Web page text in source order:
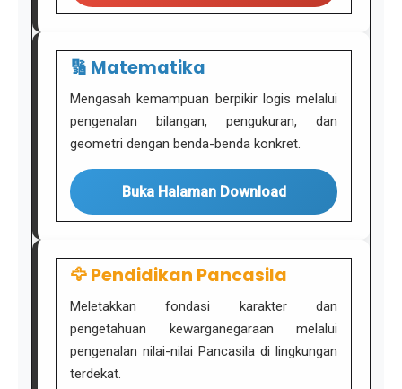
🔢 Matematika
Mengasah kemampuan berpikir logis melalui
pengenalan bilangan, pengukuran, dan
geometri dengan benda-benda konkret.
Buka Halaman Download
🦅 Pendidikan Pancasila
Meletakkan fondasi karakter dan
pengetahuan kewarganegaraan melalui
pengenalan nilai-nilai Pancasila di lingkungan
terdekat.